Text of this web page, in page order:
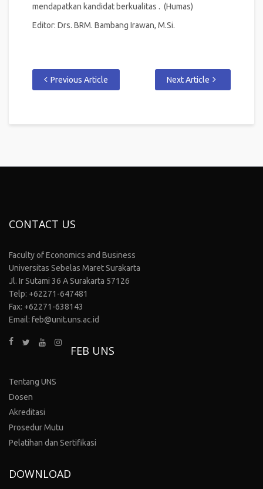
mendapatkan kandidat berkualitas . (Humas)
Editor: Drs. BRM. Bambang Irawan, M.Si.
Previous Article Next Article
CONTACT US
Faculty of Economics and Business
Universitas Sebelas Maret Surakarta
Jl. Ir Sutami 36 A Surakarta 57126
Telp: +62271-647481
Fax: +62271-638143
Email: feb@unit.uns.ac.id
FEB UNS
Tentang UNS
Dosen
Akreditasi
Prosedur Mutu
Pelatihan dan Sertifikasi
DOWNLOAD